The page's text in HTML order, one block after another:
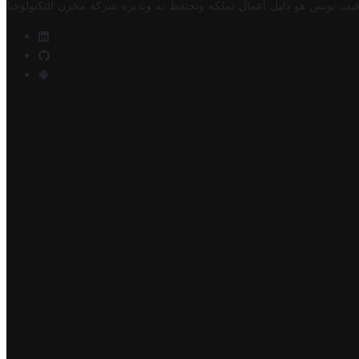
تونس هو دليل أعمال تملكه وتحتفظ به وتديره شركة مخزن التكنولوجيا